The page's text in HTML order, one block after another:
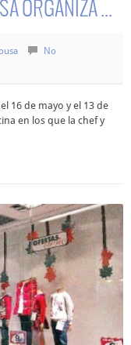
ORGANIZA ...
No
16 de mayo y el 13 de
en los que la chef y